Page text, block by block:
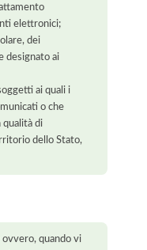
elettronici;
dei
designato ai
ai quali i
o che
qualità di
dello Stato,
ovvero, quando vi